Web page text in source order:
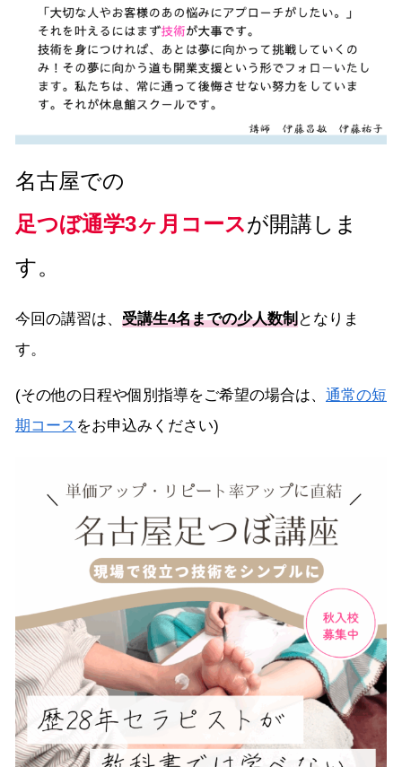
名古屋での
足つぼ通学3ヶ月コースが開講しま
す。
今回の講習は、 受講生4名までの少人数制となりま
す。
(その他の日程や個別指導をご希望の場合は、 通常の短
期コース をお申込みください)